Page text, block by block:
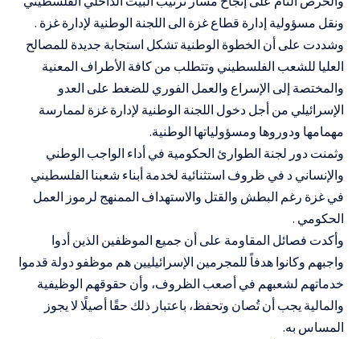
ونقل مسؤولية إدارة قطاع غزة الى اللجنة الوطنية لإدارة غزة .
وشددت على أن الخطوة الوطنية تشكل استجابة جديدة للمصالح
العليا للشعب الفلسطيني وتتطلب من كافة الأطراف المعنية
والمختصة إلى الإسراع والعمل الفوري للضغط على العدو
الإسرائيلي من أجل دخول اللجنة الوطنية لإدارة غزة لممارسة
مهمامها ودوروها ومسؤولياتها الوطنية.
وثمنت دور لجنة الطوارئ الحكومية في أداء الواجب الوطني
والإنساني د في ظروف استثنائية لخدمة أبناء شعبنا الفلسطيني
في غزة رغم البطش والقتل والاستهداف الممنهج لرموز العمل
الحكومي .
وأكدت فصائل المقاومة على أن جميع الموظفين الذين أدوا
واجبهم وكانوا هدفاً للمجرمين الإسرائيليين هم موظفو دولة قدموا
خدماتهم لشعبهم في أصعب الظروف، وأن حقوقهم الوظيفية
والمالية يجب أن تُصان وتحفظ، باعتبار ذلك حقًا أصيلًا لا يجوز
المساس به.